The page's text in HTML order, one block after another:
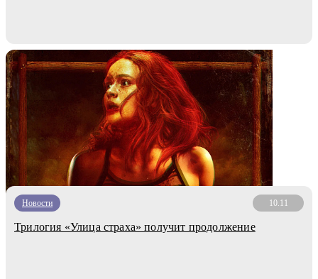
Новости 10.11
Трилогия «Улица страха» получит продолжение